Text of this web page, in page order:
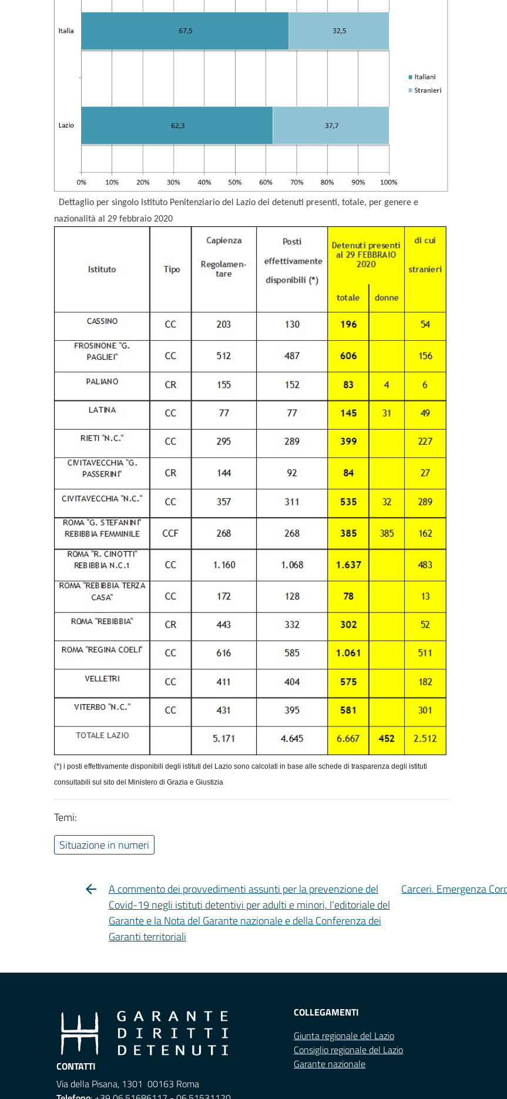
Dettaglio per singolo Istituto Penitenziario del Lazio dei detenuti presenti, totale, per genere e
nazionalità al 29 febbraio 2020
(*) i posti effettivamente disponibili degli istituti del Lazio sono calcolati in base alle schede di trasparenza degli istituti
consultabili sul sito del Ministero di Grazia e Giustizia
Temi:
Situazione in numeri
A commento dei provvedimenti assunti per la prevenzione del
Covid-19 negli istituti detentivi per adulti e minori, l’editoriale del
Garante e la Nota del Garante nazionale e della Conferenza dei
Garanti territoriali
Carceri. Emergenza
CONTATTI
Via della Pisana, 1301 00163 Roma
COLLEGAMENTI
Giunta regionale del Lazio
Consiglio regionale del Lazio
Garante nazionale